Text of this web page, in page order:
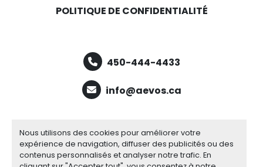
Nous utilisons des cookies pour améliorer votre
expérience de navigation, diffuser des publicités ou des
contenus personnalisés et analyser notre trafic. En
POLITIQUE DE CONFIDENTIALITÉ
450-444-4433
info@aevos.ca
facebook
youtube
linkedin